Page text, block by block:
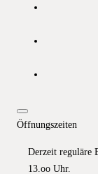
Öffnungszeiten
Derzeit reguläre
13.oo Uhr.